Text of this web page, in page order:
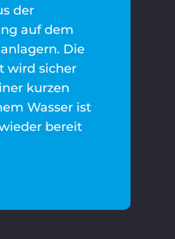
der
auf dem
Die
wird sicher
kurzen
Wasser ist
bereit